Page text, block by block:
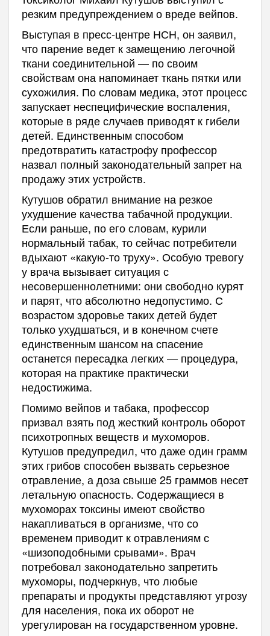
резким предупреждением о вреде вейпов.
Выступая в пресс-центре НСН, он заявил,
что парение ведет к замещению легочной
ткани соединительной — по своим
свойствам она напоминает ткань пятки или
сухожилия. По словам медика, этот процесс
запускает неспецифические воспаления,
которые в ряде случаев приводят к гибели
детей. Единственным способом
предотвратить катастрофу профессор
назвал полный законодательный запрет на
продажу этих устройств.
Кутушов обратил внимание на резкое
ухудшение качества табачной продукции.
Если раньше, по его словам, курили
нормальный табак, то сейчас потребители
вдыхают «какую-то труху». Особую тревогу
у врача вызывает ситуация с
несовершеннолетними: они свободно курят
и парят, что абсолютно недопустимо. С
возрастом здоровье таких детей будет
только ухудшаться, и в конечном счете
единственным шансом на спасение
останется пересадка легких — процедура,
которая на практике практически
недостижима.
Помимо вейпов и табака, профессор
призвал взять под жесткий контроль оборот
психотропных веществ и мухоморов.
Кутушов предупредил, что даже один грамм
этих грибов способен вызвать серьезное
отравление, а доза свыше 25 граммов несет
летальную опасность. Содержащиеся в
мухоморах токсины имеют свойство
накапливаться в организме, что со
временем приводит к отравлениям с
«шизоподобными срывами». Врач
потребовал законодательно запретить
мухоморы, подчеркнув, что любые
препараты и продукты представляют угрозу
для населения, пока их оборот не
урегулирован на государственном уровне.